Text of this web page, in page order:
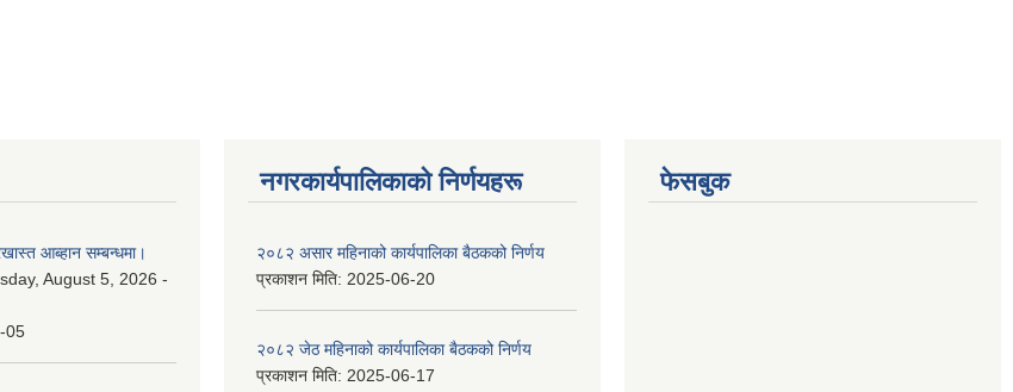
आब्हान सम्बन्धमा।
August 5, 2026 -
05
नगरकार्यपालिकाकाे निर्णयहरू
२०८२ असार महिनाको कार्यपालिका बैठकको निर्णय
प्रकाशन मिति: 2025-06-20
२०८२ जेठ महिनाको कार्यपालिका बैठकको निर्णय
प्रकाशन मिति: 2025-06-17
फेसबुक